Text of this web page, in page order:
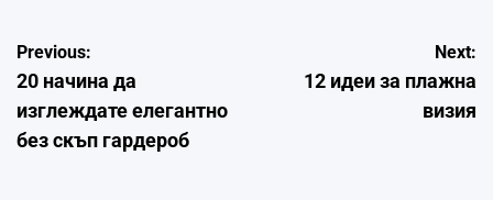
Навигация
Previous:
20 начина да
изглеждате елегантно
без скъп гардероб
Next:
12 идеи за плажна
визия